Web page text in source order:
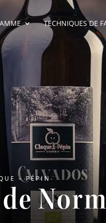
TECHNIQUES DE
– PÉPIN